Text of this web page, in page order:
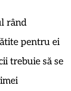
rând
pentru ei
trebuie să se